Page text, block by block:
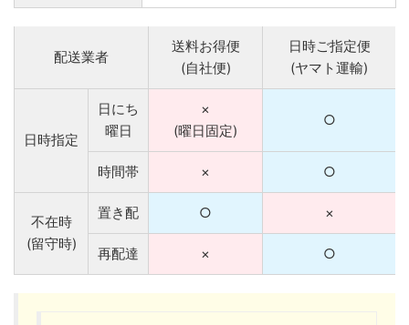
配送業者
送料お得便
(自社便)
日時ご指定便
(ヤマト運輸)
日時指定
日にち
曜日
×
(曜日固定)
○
時間帯 × ○
不在時
(留守時)
置き配 ○ ×
再配達 × ○